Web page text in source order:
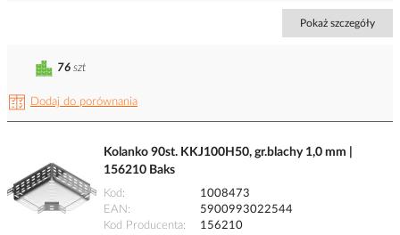
Pokaż szczegóły
Dodaj do porównania
76 szt
Kolanko 90st. KKJ100H50, gr.blachy 1,0 mm |
156210 Baks
Kod
1008473
EAN
5900993022544
Kod Producenta
156210